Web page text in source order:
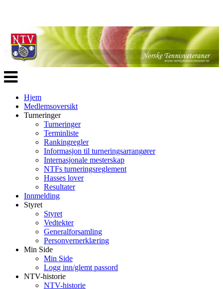
Veksle
navigasjon
Hjem
Medlemsoversikt
Turneringer
Turneringer
Terminliste
Rankingregler
Informasjon til turneringsarrangører
Internasjonale mesterskap
NTFs turneringsreglement
Hasses lover
Resultater
Innmelding
Styret
Styret
Vedtekter
Generalforsamling
Personvernerklæring
Min Side
Min Side
Logg inn/glemt passord
NTV-historie
NTV-historie